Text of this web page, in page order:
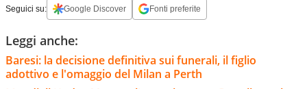
Seguici su: Google Discover Fonti preferite
Leggi anche:
Baresi: la decisione definitiva sui funerali, il figlio
adottivo e l'omaggio del Milan a Perth